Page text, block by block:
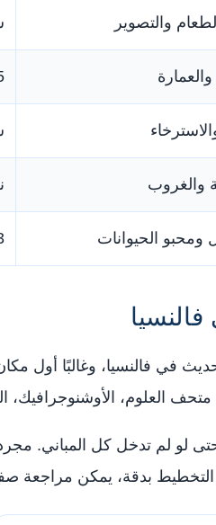
والتصوير
والعمارة 45
والغروب
ومحبو الحيوانات 3
في فالنسيا، وغالبًا أول
العلوم، الأوشنوجرافيك،
حتى لو لم تدخل كل المباني.
بدقة، يمكن مراجعة